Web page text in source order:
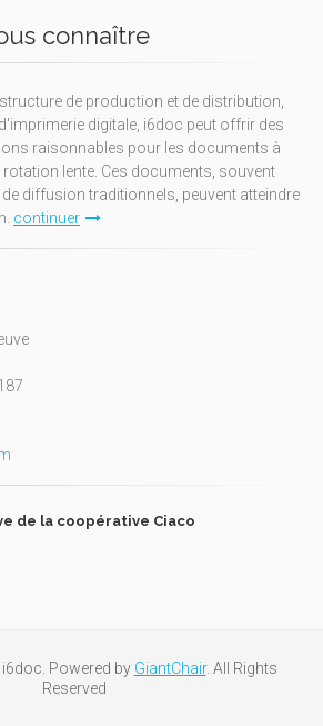
connaître
de production et de distribution,
digitale, i6doc peut offrir des
raisonnables pour les documents à
lente. Ces documents, souvent
diffusion traditionnels, peuvent atteindre
continuer
de la coopérative Ciaco
Powered by GiantChair. All Rights
Reserved